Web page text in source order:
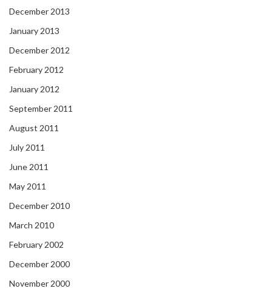
December 2013
January 2013
December 2012
February 2012
January 2012
September 2011
August 2011
July 2011
June 2011
May 2011
December 2010
March 2010
February 2002
December 2000
November 2000